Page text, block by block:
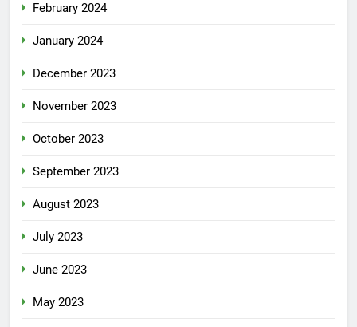
February 2024
January 2024
December 2023
November 2023
October 2023
September 2023
August 2023
July 2023
June 2023
May 2023